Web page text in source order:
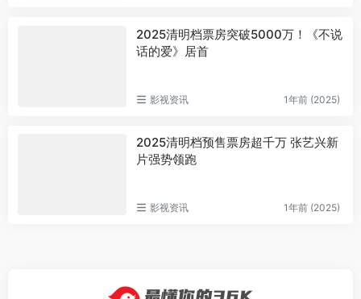
2025清明档票房突破5000万！《不说
话的爱》居首
影视资讯 1年前 (2025)
2025清明档预售票房超千万 张艺兴新
片强势领跑
影视资讯 1年前 (2025)